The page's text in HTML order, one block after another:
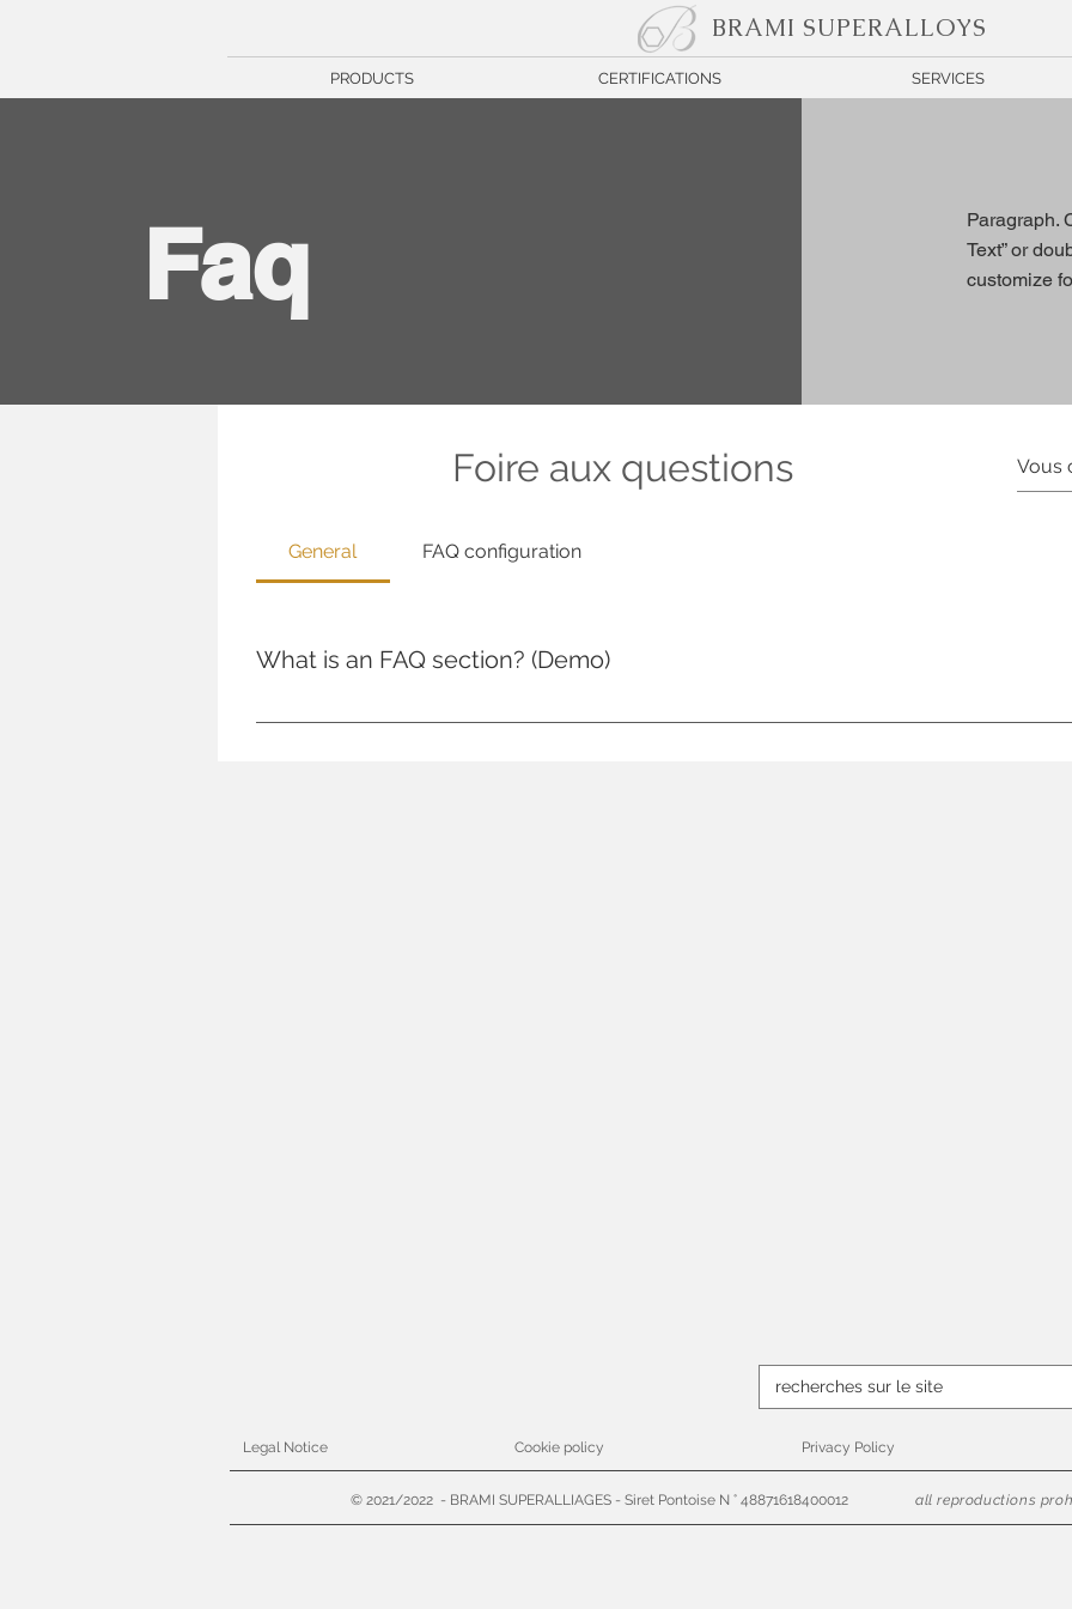
BRAMI SUPERALLOYS
PRODUCTS CERTIFICATIONS SERVICES
Faq
Paragraph.
Text” or
customize
Foire aux questions
General FAQ configuration
What is an FAQ section? (Demo)
La section FAQ permet de répondre rapidement aux questions généralement posées sur
Legal Notice Cookie policy Privacy Policy
© 2021/2022 - BRAMI SUPERALLIAGES - Siret Pontoise N ° 48871618400012 all reproductions